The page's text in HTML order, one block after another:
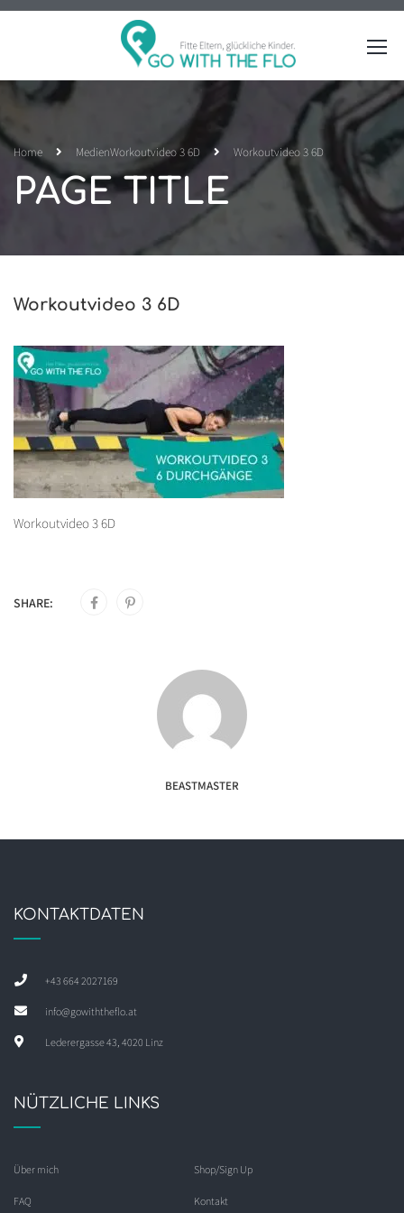
Home MedienWorkoutvideo 3 6D Workoutvideo 3 6D
PAGE TITLE
Workoutvideo 3 6D
Workoutvideo 3 6D
SHARE:
BEASTMASTER
KONTAKTDATEN
+43 664 2027169
info@gowiththeflo.at
Lederergasse 43, 4020 Linz
NÜTZLICHE LINKS
Über mich Shop/Sign Up
FAQ Kontakt